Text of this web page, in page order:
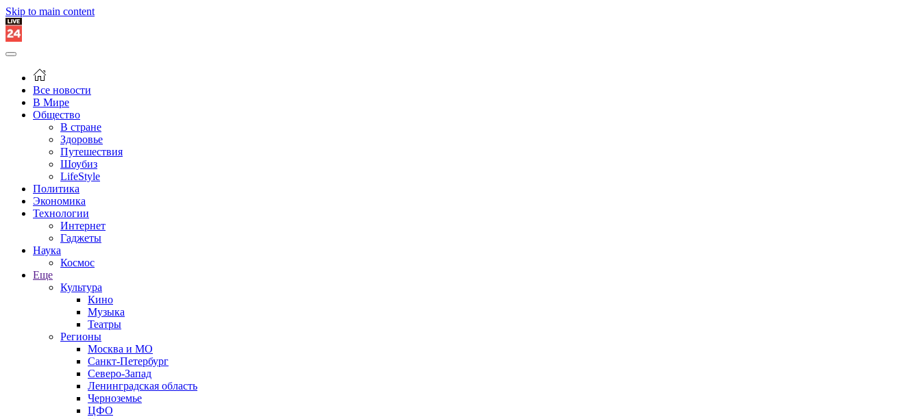
Skip to main content
Все новости
В Мире
Общество
В стране
Здоровье
Путешествия
Шоубиз
LifeStyle
Политика
Экономика
Технологии
Интернет
Гаджеты
Наука
Космос
Еще
Культура
Кино
Музыка
Театры
Регионы
Москва и МО
Санкт-Петербург
Северо-Запад
Ленинградская область
Черноземье
ЦФО